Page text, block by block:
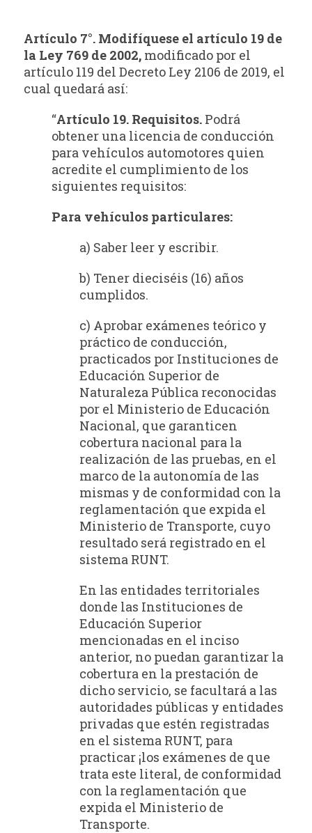
Artículo 7°. Modifíquese el artículo 19 de
la Ley 769 de 2002, modificado por el
artículo 119 del Decreto Ley 2106 de 2019, el
cual quedará así:
“Artículo 19. Requisitos. Podrá
obtener una licencia de conducción
para vehículos automotores quien
acredite el cumplimiento de los
siguientes requisitos:
Para vehículos particulares:
a) Saber leer y escribir.
b) Tener dieciséis (16) años
cumplidos.
c) Aprobar exámenes teórico y
práctico de conducción,
practicados por Instituciones de
Educación Superior de
Naturaleza Pública reconocidas
por el Ministerio de Educación
Nacional, que garanticen
cobertura nacional para la
realización de las pruebas, en el
marco de la autonomía de las
mismas y de conformidad con la
reglamentación que expida el
Ministerio de Transporte, cuyo
resultado será registrado en el
sistema RUNT.
En las entidades territoriales
donde las Instituciones de
Educación Superior
mencionadas en el inciso
anterior, no puedan garantizar la
cobertura en la prestación de
dicho servicio, se facultará a las
autoridades públicas y entidades
privadas que estén registradas
en el sistema RUNT, para
practicar ¡los exámenes de que
trata este literal, de conformidad
con la reglamentación que
expida el Ministerio de
Transporte.